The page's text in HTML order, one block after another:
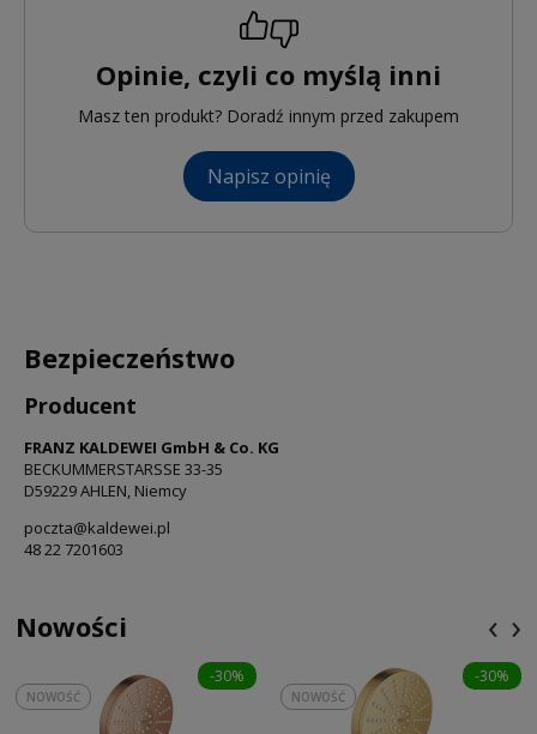
Opinie, czyli co myślą inni
Masz ten produkt? Doradź innym przed zakupem
Napisz opinię
Bezpieczeństwo
Producent
FRANZ KALDEWEI GmbH & Co. KG
BECKUMMERSTARSSE 33-35
D59229 AHLEN, Niemcy
poczta@kaldewei.pl
48 22 7201603
Nowości
-30%
NOWOŚĆ
-30%
NOWOŚĆ
‹ ›